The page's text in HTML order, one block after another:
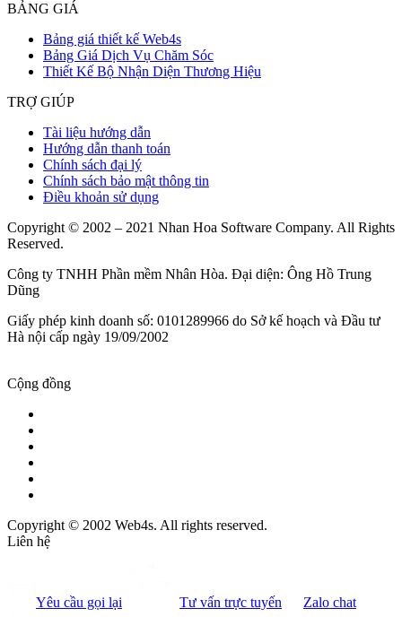
BẢNG GIÁ
Bảng giá thiết kế Web4s
Bảng Giá Dịch Vụ Chăm Sóc
Thiết Kế Bộ Nhận Diện Thương Hiệu
TRỢ GIÚP
Tài liệu hướng dẫn
Hướng dẫn thanh toán
Chính sách đại lý
Chính sách bảo mật thông tin
Điều khoản sử dụng
Copyright © 2002 – 2021 Nhan Hoa Software Company. All Rights
Reserved.
Công ty TNHH Phần mềm Nhân Hòa. Đại diện: Ông Hồ Trung
Dũng
Giấy phép kinh doanh số: 0101289966 do Sở kế hoạch và Đầu tư
Hà nội cấp ngày 19/09/2002
Cộng đồng
Copyright © 2002 Web4s. All rights reserved.
Liên hệ
Yêu cầu gọi lại Tư vấn trực tuyến Zalo chat